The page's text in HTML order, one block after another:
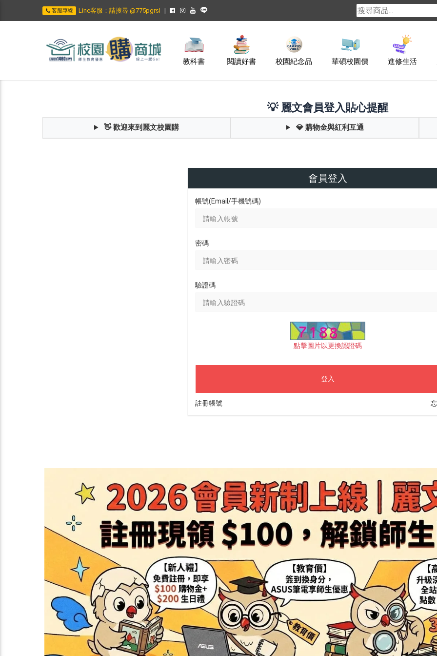
客服專線 Line客服：請搜尋 @775pgrsl
教科書 閱讀好書 校園紀念品 華碩校園價 進修生活
💡 麗文會員登入貼心提醒
👋 歡迎來到麗文校園購 💎 購物金與紅利互通
會員登入
帳號(Email/手機號碼)
密碼
驗證碼
點擊圖片以更換認證碼
登入
註冊帳號